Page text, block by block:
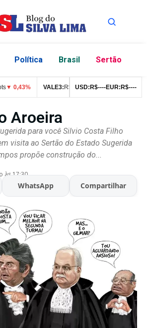
Política Brasil Sertão
0,43% VALE3:R$76,99▼ 2,49% ITUB4:
USD: R$----EUR: R$----
Aroeira
para você Silvio Costa Filho
visita ao Sertão do Estado Sugerida
propõe construção do...
às 17:30
WhatsApp Compartilhar